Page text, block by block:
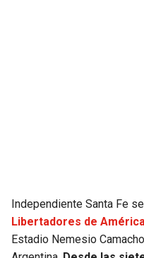
BEARS
LIONS
SPURS
NUGGETS
Independiente Santa Fe
Libertadores de
Estadio Nemesio